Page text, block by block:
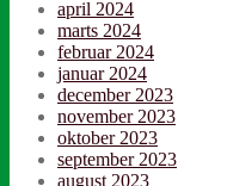
april 2024
marts 2024
februar 2024
januar 2024
december 2023
november 2023
oktober 2023
september 2023
august 2023